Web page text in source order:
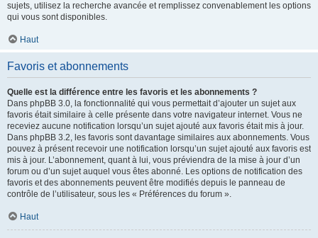
sujets, utilisez la recherche avancée et remplissez convenablement les options
qui vous sont disponibles.
Haut
Favoris et abonnements
Quelle est la différence entre les favoris et les abonnements ?
Dans phpBB 3.0, la fonctionnalité qui vous permettait d’ajouter un sujet aux
favoris était similaire à celle présente dans votre navigateur internet. Vous ne
receviez aucune notification lorsqu’un sujet ajouté aux favoris était mis à jour.
Dans phpBB 3.2, les favoris sont davantage similaires aux abonnements. Vous
pouvez à présent recevoir une notification lorsqu’un sujet ajouté aux favoris est
mis à jour. L’abonnement, quant à lui, vous préviendra de la mise à jour d’un
forum ou d’un sujet auquel vous êtes abonné. Les options de notification des
favoris et des abonnements peuvent être modifiés depuis le panneau de
contrôle de l’utilisateur, sous les « Préférences du forum ».
Haut